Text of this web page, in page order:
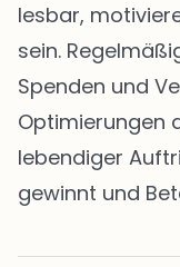
lesbar,
sein.
Spenden und
Optimierungen
lebendiger
gewinnt und